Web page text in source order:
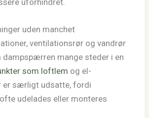
uden manchet
ventilationsrør og vandrør
mange steder i en
som loftlem og el-
er særligt udsatte, fordi
udelades eller monteres